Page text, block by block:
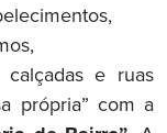
calçadas e ruas
própria” com a